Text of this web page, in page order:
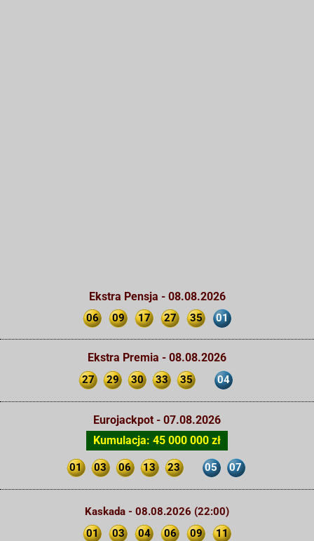
Ekstra Pensja - 08.08.2026
06 09 17 27 35 01
Ekstra Premia - 08.08.2026
27 29 30 33 35 04
Eurojackpot - 07.08.2026
Kumulacja: 45 000 000 zł
01 03 06 13 23 05 07
Kaskada - 08.08.2026 (22:00)
01
03 04 06 09
11